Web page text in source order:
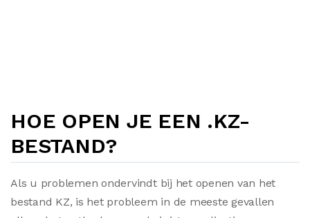
HOE OPEN JE EEN .KZ-
BESTAND?
Als u problemen ondervindt bij het openen van het
bestand KZ, is het probleem in de meeste gevallen